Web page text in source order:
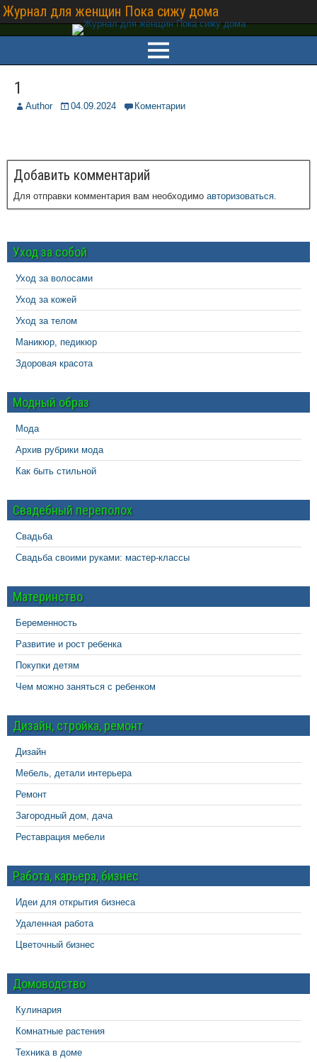
Журнал для женщин Пока сижу дома
1
Author 04.09.2024 Коментарии
Добавить комментарий
Для отправки комментария вам необходимо авторизоваться.
Уход за собой
Уход за волосами
Уход за кожей
Уход за телом
Маникюр, педикюр
Здоровая красота
Модный образ
Мода
Архив рубрики мода
Как быть стильной
Свадебный переполох
Свадьба
Свадьба своими руками: мастер-классы
Материнство
Беременность
Развитие и рост ребенка
Покупки детям
Чем можно заняться с ребенком
Дизайн, стройка, ремонт
Дизайн
Мебель, детали интерьера
Ремонт
Загородный дом, дача
Реставрация мебели
Работа, карьера, бизнес
Идеи для открытия бизнеса
Удаленная работа
Цветочный бизнес
Домоводство
Кулинария
Комнатные растения
Техника в доме